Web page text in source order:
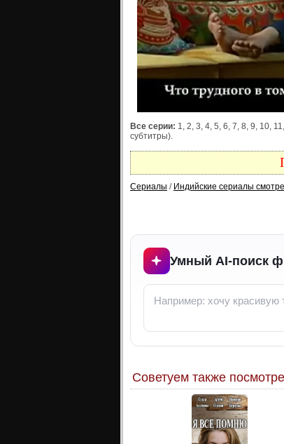
Все серии: 1, 2, 3, 4, 5, 6, 7, 8, 9, 10,
субтитры).
Сериалы / Индийские сериалы
Умный AI-поиск
Советуем также